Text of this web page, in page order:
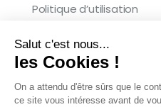
Salut c'est nous...
les Cookies !
On a attendu d'être sûrs que le
ce site vous intéresse avant de
Politique d’utilisation
Copyright © 2026
réservés.